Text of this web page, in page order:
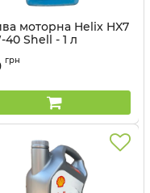
моторна Helix HX7
40 Shell - 1 л
грн